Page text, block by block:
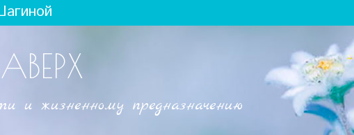
и жизненному предназначению